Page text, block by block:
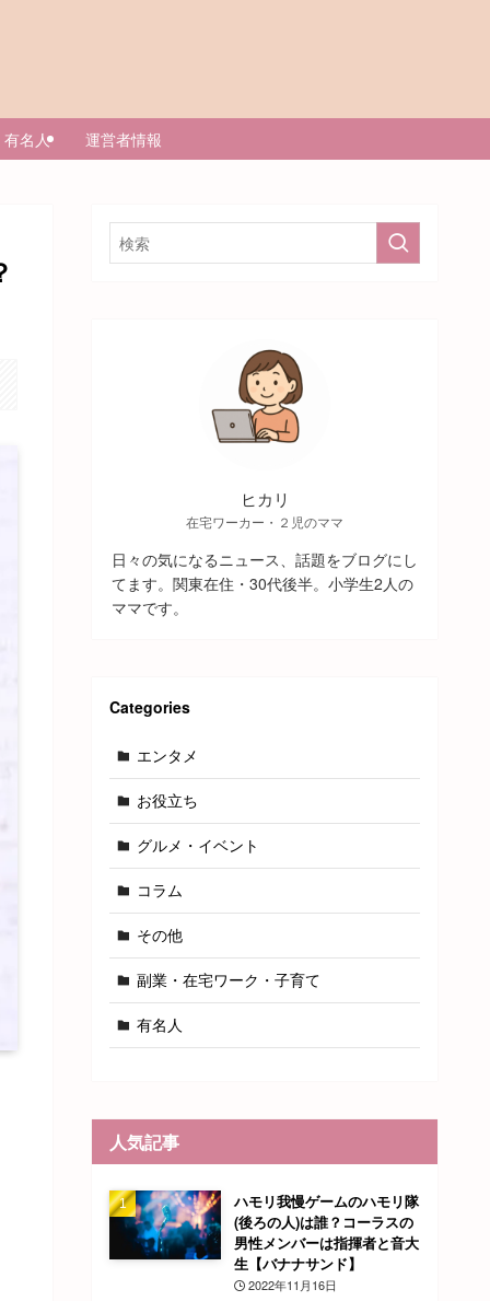
有名人 運営者情報
ヒカリ
在宅ワーカー・２児のママ
日々の気になるニュース、話題をブログにし
てます。関東在住・30代後半。小学生2人の
ママです。
Categories
エンタメ
お役立ち
グルメ・イベント
コラム
その他
副業・在宅ワーク・子育て
有名人
人気記事
ハモリ我慢ゲームのハモリ隊
(後ろの人)は誰？コーラスの
男性メンバーは指揮者と音大
生【バナナサンド】
2022年11月16日